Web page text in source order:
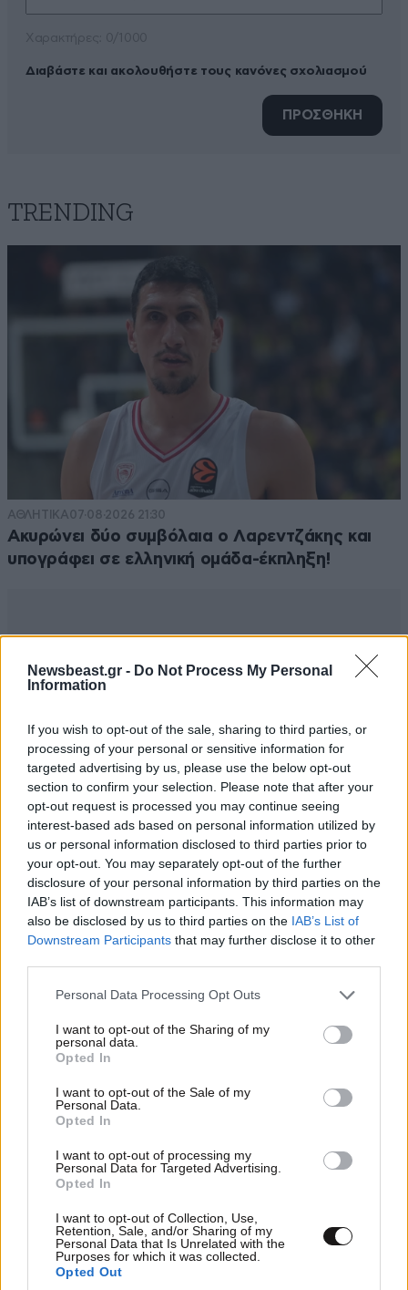
Newsbeast.gr - Do Not Process My Personal
Information
If you wish to opt-out of the sale, sharing to third parties, or
processing of your personal or sensitive information for
targeted advertising by us, please use the below opt-out
section to confirm your selection. Please note that after your
opt-out request is processed you may continue seeing
interest-based ads based on personal information utilized by
us or personal information disclosed to third parties prior to
your opt-out. You may separately opt-out of the further
disclosure of your personal information by third parties on the
IAB’s list of downstream participants. This information may
also be disclosed by us to third parties on the IAB’s List of
Downstream Participants that may further disclose it to other
Please note that this website/app uses one or more Google
not limited to your visit or usage behaviour. You may click to
grant or deny consent to Google and its third-party tags to
use your data for below specified purposes in below Google
consent section.
Personal Data Processing Opt Outs
I want to opt-out of the Sharing of my
personal data.
Opted In
I want to opt-out of the Sale of my
Personal Data.
Opted In
I want to opt-out of processing my
Personal Data for Targeted Advertising.
Opted In
I want to opt-out of Collection, Use,
Retention, Sale, and/or Sharing of my
Personal Data that Is Unrelated with the
Purposes for which it was collected.
Opted Out
Διαβάστε και ακολουθήστε τους κανόνες σχολιασμού
ΠΡΟΣΘΗΚΗ
TRENDING
ΑΘΛΗΤΙΚΑ07·08·2026 21:30
Ακυρώνει δύο συμβόλαια ο Λαρεντζάκης και
υπογράφει σε ελληνική ομάδα-έκπληξη!